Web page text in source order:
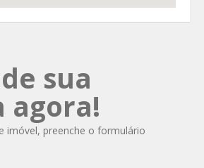
sua
agora!
imóvel, preenche o formulário